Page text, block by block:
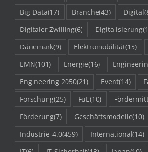
Big-Data(17) Branche(43) Digital
Digitaler Zwilling(6) Digitalisierung
Dänemark(9) Elektromobilität(15)
EMN(101) Energie(16)
Engineering 2050(21) Event(14)
Forschung(25) FuE(10)
Förderung(7) Geschäftsmodelle(10)
Industrie_4.0(459) International(14)